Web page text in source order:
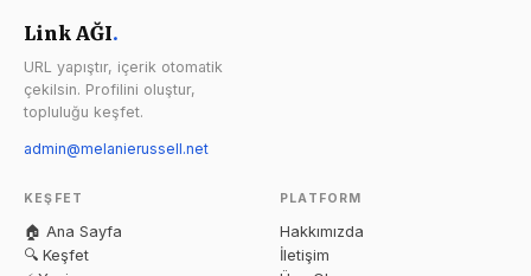
Link AĞI.
URL yapıştır, içerik otomatik
çekilsin. Profilini oluştur,
topluluğu keşfet.
admin@melanierussell.net
KEŞFET
🏠 Ana Sayfa
🔍 Keşfet
PLATFORM
Hakkımızda
İletişim